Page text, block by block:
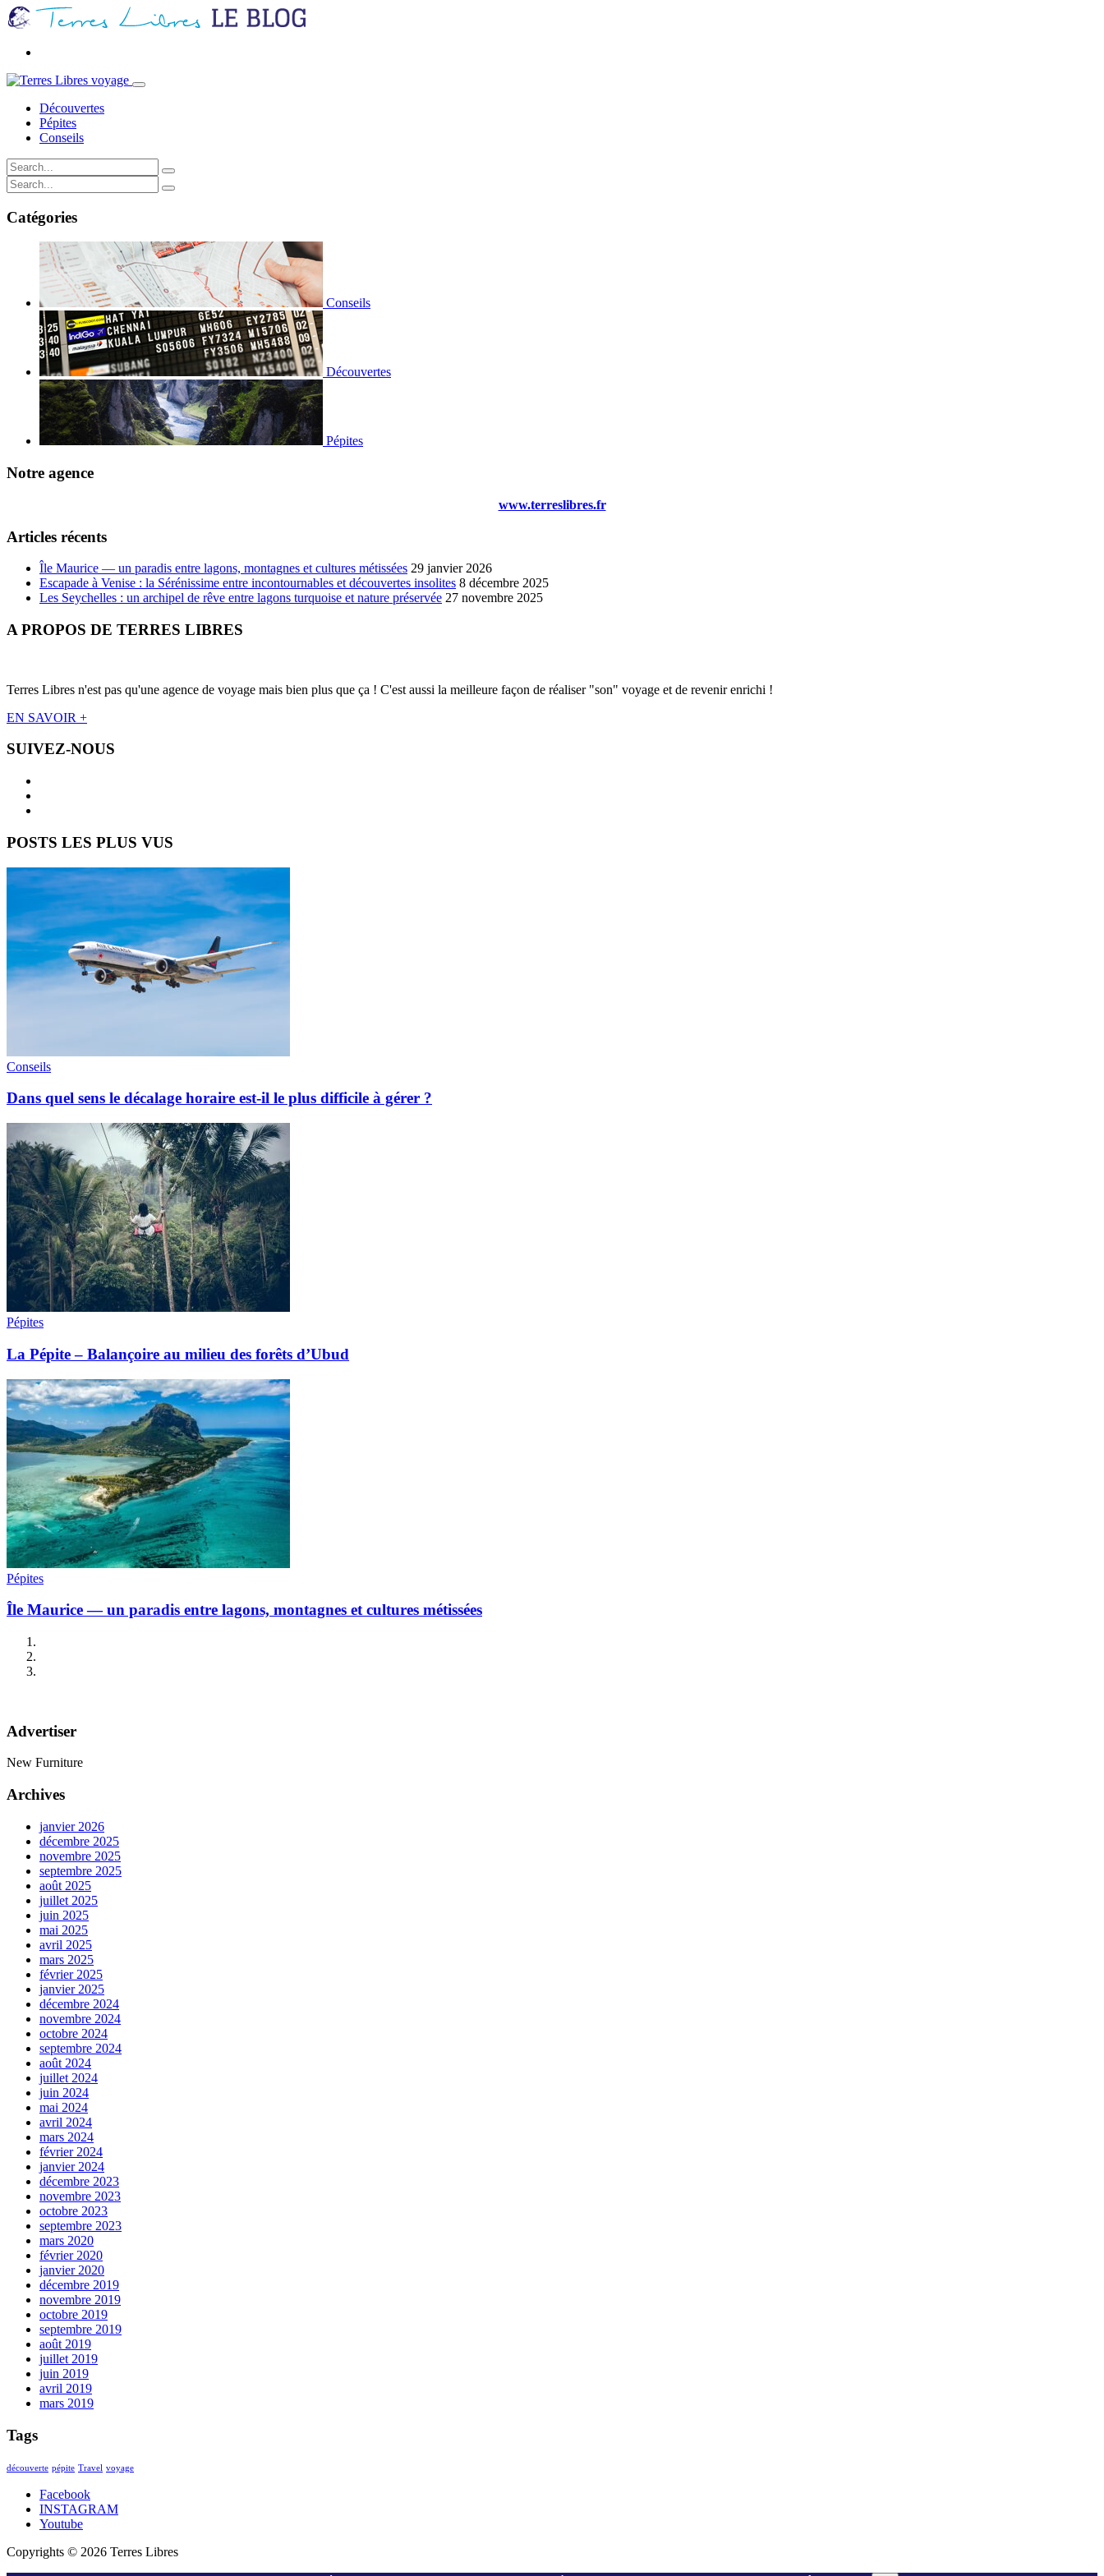
Découvertes
Pépites
Conseils
Catégories
Conseils
Découvertes
Pépites
Notre agence
www.terreslibres.fr
Articles récents
Île Maurice — un paradis entre lagons, montagnes et cultures métissées 29 janvier 2026
Escapade à Venise : la Sérénissime entre incontournables et découvertes insolites 8 décembre 2025
Les Seychelles : un archipel de rêve entre lagons turquoise et nature préservée 27 novembre 2025
A PROPOS DE TERRES LIBRES
Terres Libres n'est pas qu'une agence de voyage mais bien plus que ça ! C'est aussi la meilleure façon de réaliser "son" voyage et de revenir enrichi !
EN SAVOIR +
SUIVEZ-NOUS
POSTS LES PLUS VUS
Conseils
Dans quel sens le décalage horaire est-il le plus difficile à gérer ?
Pépites
La Pépite – Balançoire au milieu des forêts d’Ubud
Pépites
Île Maurice — un paradis entre lagons, montagnes et cultures métissées
Advertiser
New Furniture
Archives
janvier 2026
décembre 2025
novembre 2025
septembre 2025
août 2025
juillet 2025
juin 2025
mai 2025
avril 2025
mars 2025
février 2025
janvier 2025
décembre 2024
novembre 2024
octobre 2024
septembre 2024
août 2024
juillet 2024
juin 2024
mai 2024
avril 2024
mars 2024
février 2024
janvier 2024
décembre 2023
novembre 2023
octobre 2023
septembre 2023
mars 2020
février 2020
janvier 2020
décembre 2019
novembre 2019
octobre 2019
septembre 2019
août 2019
juillet 2019
juin 2019
avril 2019
mars 2019
Tags
découverte pépite Travel voyage
Facebook
INSTAGRAM
Youtube
Copyrights © 2026 Terres Libres